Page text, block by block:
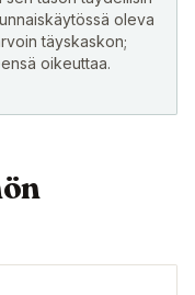
oleva
täyskaskon;
oikeuttaa.